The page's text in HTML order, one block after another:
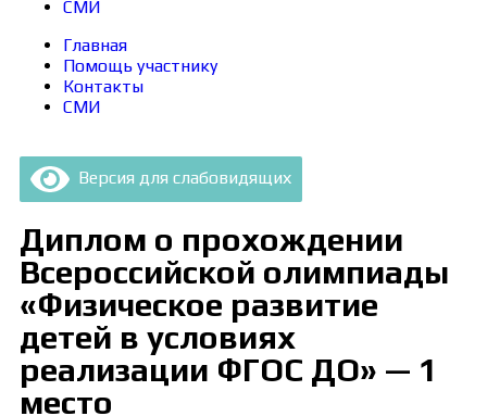
СМИ
Главная
Помощь участнику
Контакты
СМИ
Версия для слабовидящих
Диплом о прохождении
Всероссийской олимпиады
«Физическое развитие
детей в условиях
реализации ФГОС ДО» — 1
место